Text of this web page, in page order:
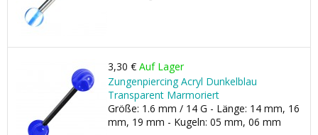
3,30 € Auf Lager
Zungenpiercing Acryl Dunkelblau
Transparent Marmoriert
Größe: 1.6 mm / 14 G - Länge: 14 mm, 16
mm, 19 mm - Kugeln: 05 mm, 06 mm